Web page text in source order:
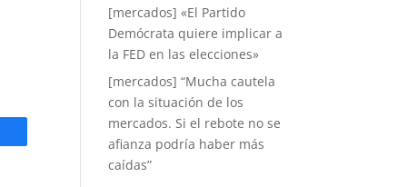
[mercados] «El Partido
Demócrata quiere implicar a
la FED en las elecciones»
[mercados] “Mucha cautela
con la situación de los
mercados. Si el rebote no se
afianza podría haber más
caídas”